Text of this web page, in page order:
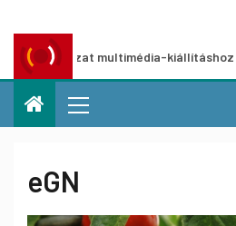
multimédia-kiállításhoz
eGN